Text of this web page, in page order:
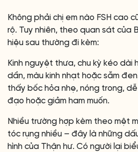
Không phải chị em nào FSH cao
rộ. Tuy nhiên, theo quan sát của
hiệu sau thường đi kèm:
Kinh nguyệt thưa, chu kỳ kéo dài
dần, màu kinh nhạt hoặc sẫm
thấy bốc hỏa nhẹ, nóng trong,
đạo hoặc giảm ham muốn.
Nhiều trường hợp kèm theo mệt
tóc rụng nhiều – đây là những
hình của Thận hư. Có người lại